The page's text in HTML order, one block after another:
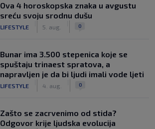
Ova 4 horoskopska znaka u avgustu
sreću svoju srodnu dušu
LIFESTYLE 5. aug. 0
Bunar imа 3.500 stepenica koje se
spuštaju trinaest spratova, a
napravljen je da bi ljudi imali vode ljeti
LIFESTYLE 4. aug. 0
Zašto se zacrvenimo od stida?
Odgovor krije ljudska evolucija